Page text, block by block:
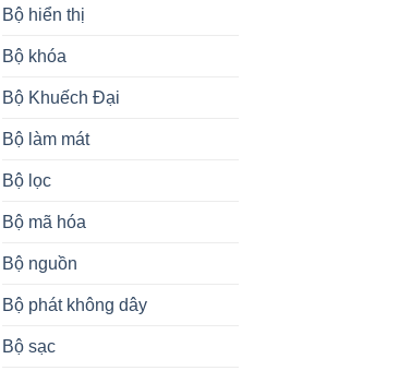
Bộ hiển thị
Bộ khóa
Bộ Khuếch Đại
Bộ làm mát
Bộ lọc
Bộ mã hóa
Bộ nguồn
Bộ phát không dây
Bộ sạc